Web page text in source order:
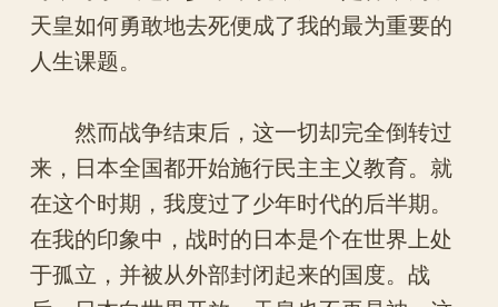
天皇如何勇敢地去死便成了我的最为重要的
人生课题。
然而战争结束后，这一切却完全倒转过
来，日本全国都开始施行民主主义教育。就
在这个时期，我度过了少年时代的后半期。
在我的印象中，战时的日本是个在世界上处
于孤立，并被从外部封闭起来的国度。战